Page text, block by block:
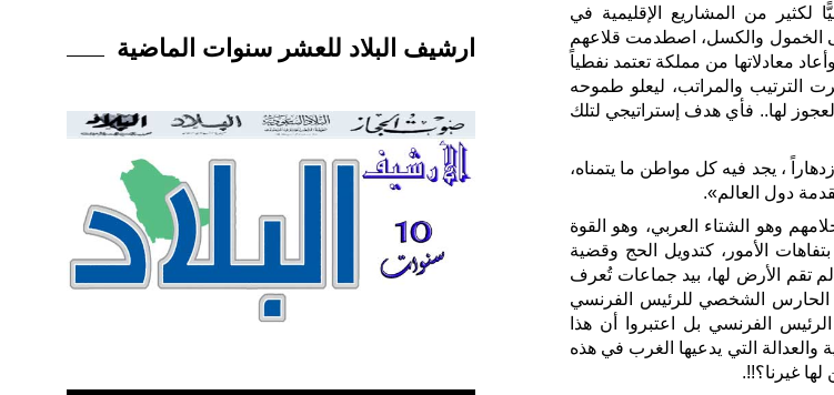
لكثير من المشاريع الإقليمية في
الخمول والكسل، اصطدمت قلاعهم
معادلاتها من مملكة تعتمد نفطياً
الترتيب والمراتب، ليعلو طموحه
لها.. فأي هدف إستراتيجي لتلك
، يجد فيه كل مواطن ما يتمناه،
دول العالم».
وهو الشتاء العربي، وهو القوة
الأمور، كتدويل الحج وقضية
تقم الأرض لها، بيد جماعات تُعرف
الحارس الشخصي للرئيس الفرنسي
الفرنسي بل اعتبروا أن هذا
والعدالة التي يدعيها الغرب في هذه
لها غيرنا؟!!.
ارشيف البلاد للعشر سنوات الماضية